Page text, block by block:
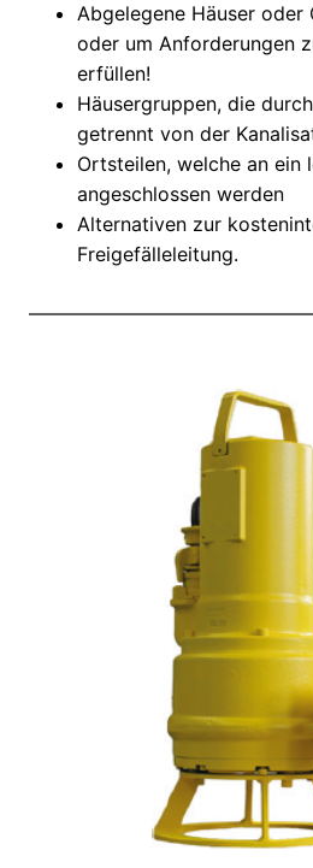
Abgelegene Häuser oder
oder um Anforderungen
erfüllen!
Häusergruppen, die
getrennt von der
Ortsteilen, welche an ein
angeschlossen werden
Alternativen zur
Freigefälleleitung.